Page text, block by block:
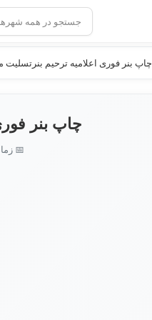
چاپ بنر فوری اعلامیه ترحیم بنرتسلیت
چاپ بنر
📅 زمان